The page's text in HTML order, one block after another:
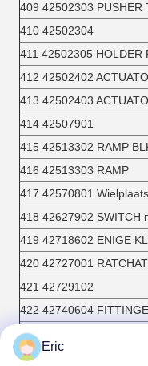
409 42502303 PUSHER
410 42502304
411 42502305 HOLDER
412 42502402
413 42502403
414 42507901
415 42513302 RAMP
416 42513303 RAMP
417 42570801 Wielplaats
418 42627902 SWITCH
419 42718602 ENIGE
420 42727001
421 42729102
422 42740604
423 42740613 气接M8
424 42771501 PINION
Eric